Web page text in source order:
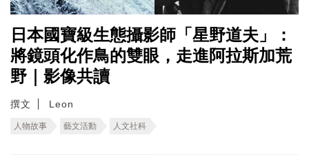
日本國寶級生態攝影師「星野道夫」：
將鏡頭化作鳥的雙眼，走進阿拉斯加荒
野｜影像共讀
撰文 Leon
人物故事 藝文活動 人文社科